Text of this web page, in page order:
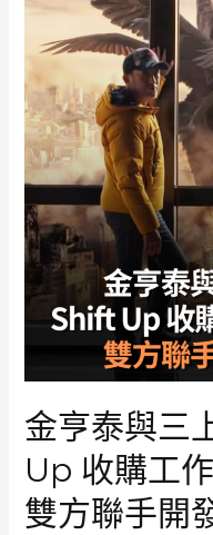
金亨泰與
Up 收購工
雙方聯手開